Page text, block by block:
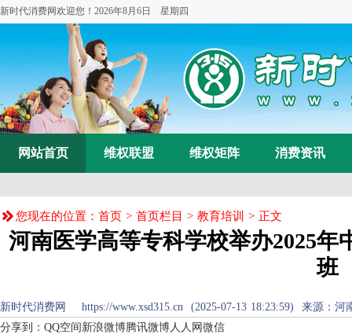
新时代消费网欢迎您！ 2026年8月6日 星期四
网站首页 维权联盟 维权矩阵 消费资讯
您现在的位置： 首页 > 首页栏目 > 教育培训 > 正文
河南医学高等专科学校举办2025
班
新时代消费网 https://www.xsd315.cn (2025-07-13 18:23:59) 来
分享到： QQ空间 新浪微博腾讯微博人人网 微信